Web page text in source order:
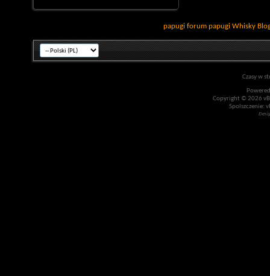
papugi forum papugi Whisky
Czasy w
Copyright © 2026
Spolszczenie: